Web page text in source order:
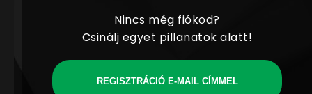
Nincs még fiókod?
Csinálj egyet pillanatok alatt!
REGISZTRÁCIÓ E-MAIL CÍMMEL